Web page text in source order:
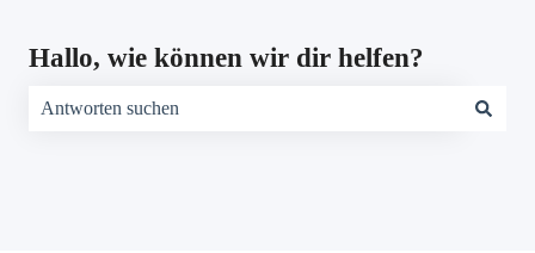
Hallo, wie können wir dir helfen?